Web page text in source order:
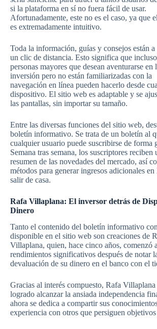
si la plataforma en sí no fuera fácil de usar.
Afortunadamente, este no es el caso, ya que
es extremadamente intuitivo.
Toda la información, guías y consejos están a
un clic de distancia. Esto significa que
personas mayores que desean aventurarse en
inversión pero no están familiarizadas con la
navegación en línea pueden hacerlo desde
dispositivo. El sitio web es adaptable y se
las pantallas, sin importar su tamaño.
Entre las diversas funciones del sitio web,
boletín informativo. Se trata de un boletín al
cualquier usuario puede suscribirse de forma
Semana tras semana, los suscriptores reciben
resumen de las novedades del mercado, así
métodos para generar ingresos adicionales en
salir de casa.
Rafa Villaplana: El inversor detrás de
Dinero
Tanto el contenido del boletín informativo
disponible en el sitio web son creaciones de
Villaplana, quien, hace cinco años, comenzó
rendimientos significativos después de notar
devaluación de su dinero en el banco con el
Gracias al interés compuesto, Rafa Villaplana
logrado alcanzar la ansiada independencia
ahora se dedica a compartir sus
experiencia con otros que persiguen